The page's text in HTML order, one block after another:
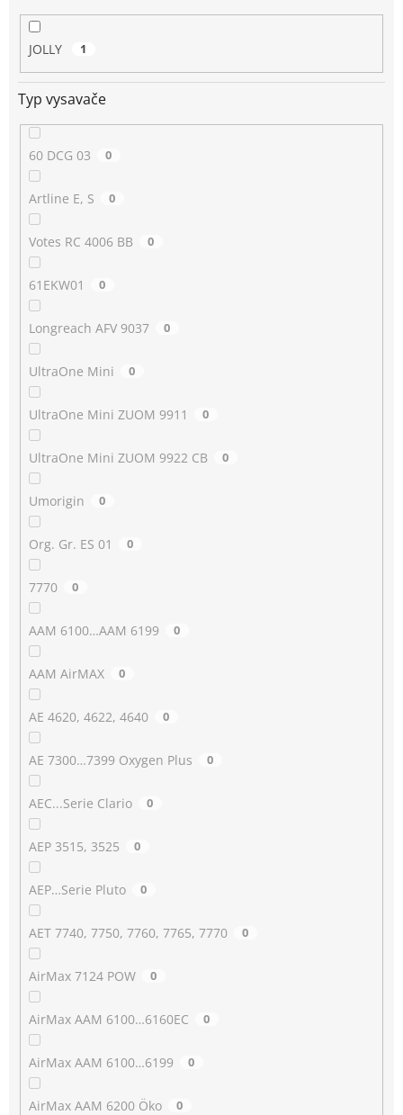
JOLLY 1
Typ vysavače
60 DCG 03 0
Artline E, S 0
Votes RC 4006 BB 0
61EKW01 0
Longreach AFV 9037 0
UltraOne Mini 0
UltraOne Mini ZUOM 9911 0
UltraOne Mini ZUOM 9922 CB 0
Umorigin 0
Org. Gr. ES 01 0
7770 0
AAM 6100…AAM 6199 0
AAM AirMAX 0
AE 4620, 4622, 4640 0
AE 7300…7399 Oxygen Plus 0
AEC...Serie Clario 0
AEP 3515, 3525 0
AEP…Serie Pluto 0
AET 7740, 7750, 7760, 7765, 7770 0
AirMax 7124 POW 0
AirMax AAM 6100…6160EC 0
AirMax AAM 6100…6199 0
AirMax AAM 6200 Öko 0